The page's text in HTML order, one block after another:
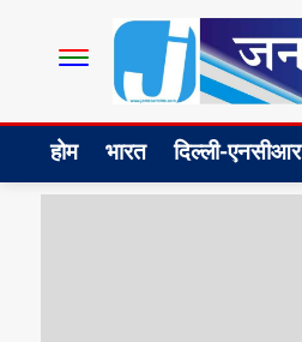
होम भारत दिल्ली-एनसीआर